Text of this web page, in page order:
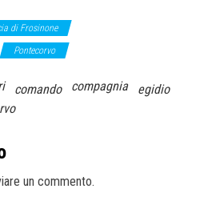
di Frosinone
Pontecorvo
comando compagnia
egidio
un commento.